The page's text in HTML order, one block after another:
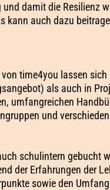
damit die Resilienz
kann auch dazu
von time4you lassen
als auch in
umfangreichen
und
schulintern gebucht
der Erfahrungen der
sowie den